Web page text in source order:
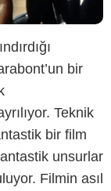
bir
Teknik
bir film
unsurlar
Filmin asıl